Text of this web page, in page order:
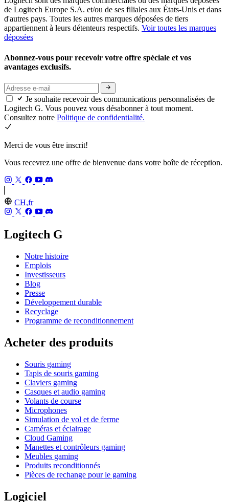
de Logitech Europe S.A. et/ou de ses filiales aux États-Unis et dans
d'autres pays. Toutes les autres marques déposées de tiers
appartiennent à leurs détenteurs respectifs. Voir toutes les marques
déposées
Abonnez-vous pour recevoir votre offre spéciale et vos
avantages exclusifs.
Je souhaite recevoir des communications personnalisées de
Logitech G. Vous pouvez vous désabonner à tout moment.
Consultez notre Politique de confidentialité.
Merci de vous être inscrit!
Vous recevrez une offre de bienvenue dans votre boîte de réception.
CH,fr
Logitech G
Notre histoire
Emplois
Investisseurs
Blog
Presse
Développement durable
Recyclage
Programme de reconditionnement
Acheter des produits
Souris gaming
Tapis de souris gaming
Claviers gaming
Casques et audio gaming
Volants de course
Microphones
Simulation de vol et de ferme
Caméras et éclairage
Cloud Gaming
Manettes et contrôleurs gaming
Meubles gaming
Produits reconditionnés
Pièces de rechange pour le gaming
Logiciel